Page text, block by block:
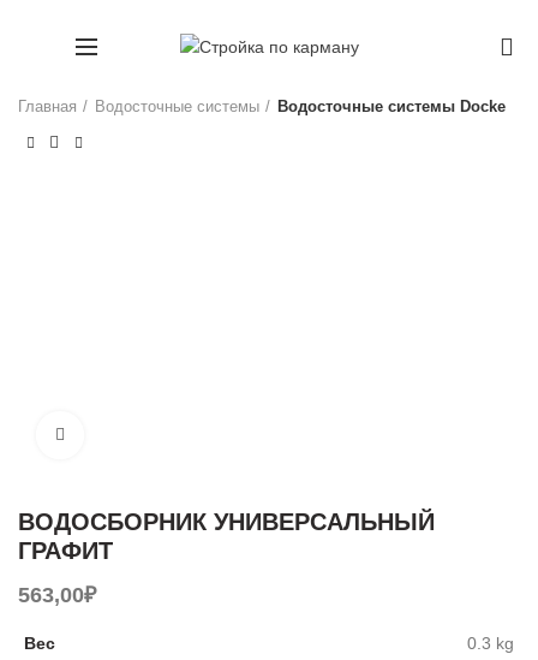
Главная Водосточные системы Водосточные системы Docke
ВОДОСБОРНИК УНИВЕРСАЛЬНЫЙ
ГРАФИТ
563,00₽
Вес
0.3 kg